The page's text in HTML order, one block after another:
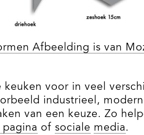
Afbeelding is van
voor in veel
industrieel,
van een keuze. Zo
of sociale media.